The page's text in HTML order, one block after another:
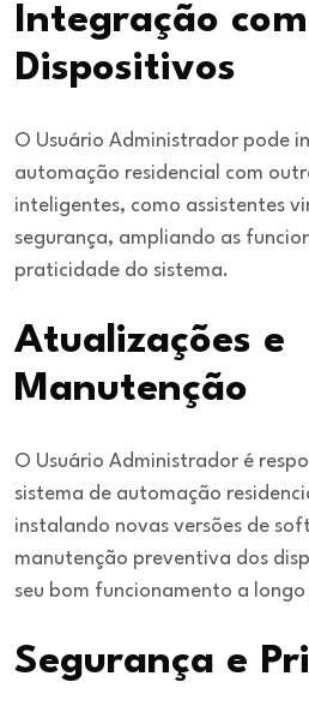
Integração
Dispositivos
O Usuário Administrador pode
automação residencial com
inteligentes, como assistentes
segurança, ampliando as
praticidade do sistema.
Atualizações e
Manutenção
O Usuário Administrador é
sistema de automação
instalando novas versões de
manutenção preventiva dos
seu bom funcionamento a longo
Segurança e